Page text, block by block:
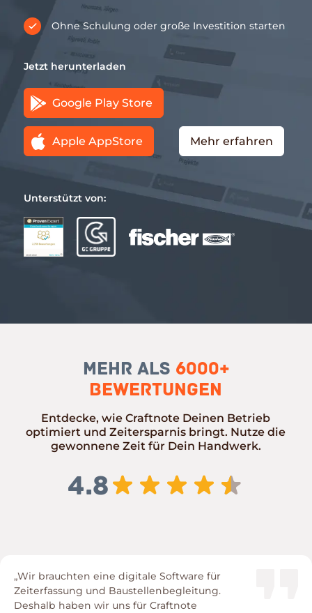
Ohne Schulung oder große Investition starten
Jetzt herunterladen
Google Play Store
Apple AppStore Mehr erfahren
Unterstützt von:
Mehr als 6000+
Bewertungen
Entdecke, wie Craftnote Deinen Betrieb
optimiert und Zeitersparnis bringt. Nutze die
gewonnene Zeit für Dein Handwerk.
4.8
„Wir brauchten eine digitale Software für
Zeiterfassung und Baustellenbegleitung.
Deshalb haben wir uns für Craftnote